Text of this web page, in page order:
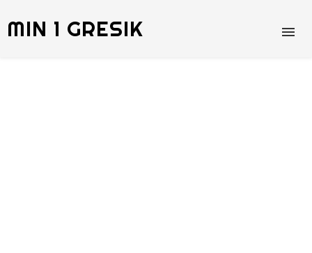
MIN 1 GRESIK